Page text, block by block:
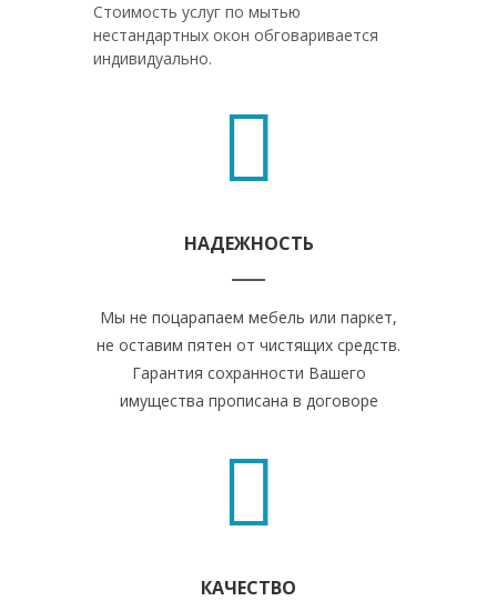
Стоимость услуг по мытью
нестандартных окон обговаривается
индивидуально.
НАДЕЖНОСТЬ
Мы не поцарапаем мебель или паркет,
не оставим пятен от чистящих средств.
Гарантия сохранности Вашего
имущества прописана в договоре
КАЧЕСТВО